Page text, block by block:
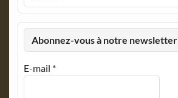
Abonnez-vous à notre newsletter
E-mail *